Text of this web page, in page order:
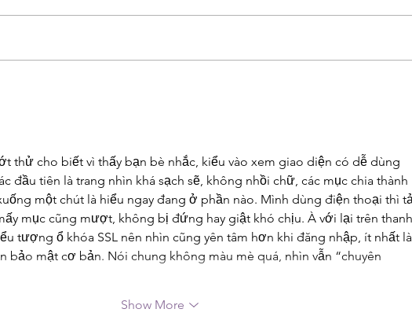
thử cho biết vì thấy bạn bè nhắc, kiểu vào xem giao diện có dễ dùng
đầu tiên là trang nhìn khá sạch sẽ, không nhồi chữ, các mục chia thành
một chút là hiểu ngay đang ở phần nào. Mình dùng điện thoại thì
mục cũng mượt, không bị đứng hay giật khó chịu. À với lại trên thanh
tượng ổ khóa SSL nên nhìn cũng yên tâm hơn khi đăng nhập, ít nhất là
bảo mật cơ bản. Nói chung không màu mè quá, nhìn vẫn “chuyên
Show More